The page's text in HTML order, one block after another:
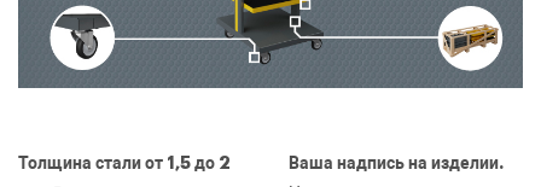
Толщина стали от 1,5 до 2
Ваша надпись на изделии.